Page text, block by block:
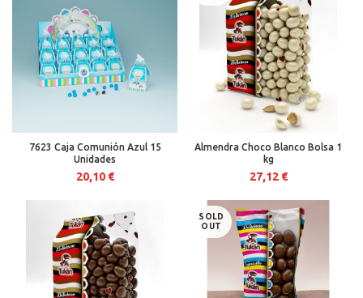
7623 Caja Comunión Azul 15
Unidades
20,10 €
Almendra Choco Blanco Bolsa 1
kg
27,12 €
SOLD
OUT